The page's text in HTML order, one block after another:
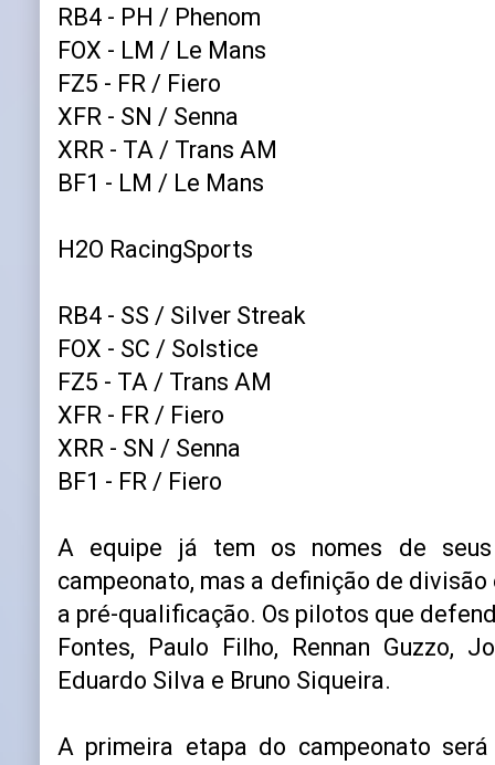
RB4 - PH / Phenom
FOX - LM / Le Mans
FZ5 - FR / Fiero
XFR - SN / Senna
XRR - TA / Trans AM
BF1 - LM / Le Mans
H2O RacingSports
RB4 - SS / Silver Streak
FOX - SC / Solstice
FZ5 - TA / Trans AM
XFR - FR / Fiero
XRR - SN / Senna
BF1 - FR / Fiero
A equipe já tem os nomes de
campeonato, mas a definição de
a pré-qualificação. Os pilotos que
Fontes, Paulo Filho, Rennan Guzzo,
Eduardo Silva e Bruno Siqueira.
A primeira etapa do campeonato